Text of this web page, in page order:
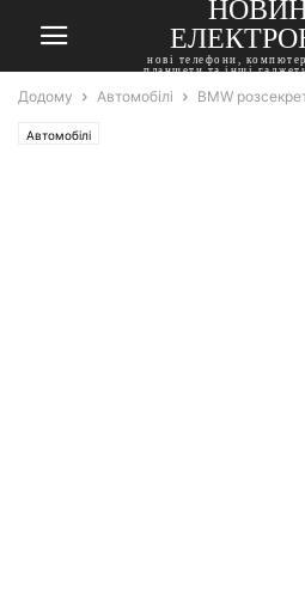
нові телефони,
планшети та інші
Додому Автомобілі BMW
Автомобілі